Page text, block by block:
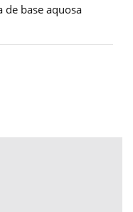
de baseaquosa